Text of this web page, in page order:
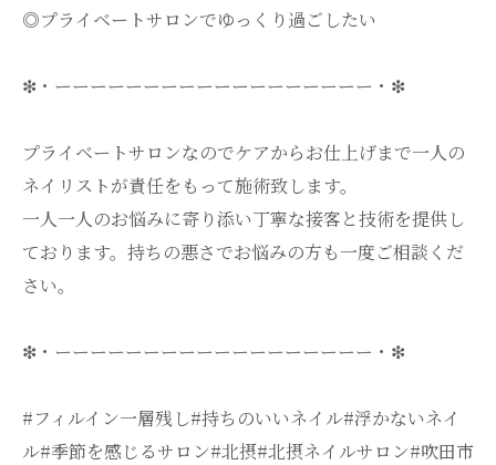
◎プライベートサロンでゆっくり過ごしたい
❇・ーーーーーーーーーーーーーーーーーー・❇
プライベートサロンなのでケアからお仕上げまで一人の
ネイリストが責任をもって施術致します。
一人一人のお悩みに寄り添い丁寧な接客と技術を提供し
ております。持ちの悪さでお悩みの方も一度ご相談くだ
さい。
❇・ーーーーーーーーーーーーーーーーーー・❇
#フィルイン一層残し#持ちのいいネイル#浮かないネイ
ル#季節を感じるサロン#北摂#北摂ネイルサロン#吹田市